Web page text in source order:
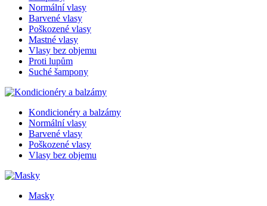
Normální vlasy
Barvené vlasy
Poškozené vlasy
Mastné vlasy
Vlasy bez objemu
Proti lupům
Suché šampony
Kondicionéry a balzámy
Normální vlasy
Barvené vlasy
Poškozené vlasy
Vlasy bez objemu
Masky